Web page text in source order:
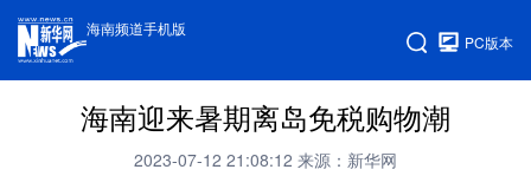
海南频道手机版
PC版本
海南迎来暑期离岛免税购物潮
2023-07-12 21:08:12 来源：新华网